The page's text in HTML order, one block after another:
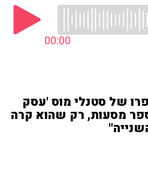
00:00
של סטנלי מוס 'עסק
מסעות, רק שהוא קרה